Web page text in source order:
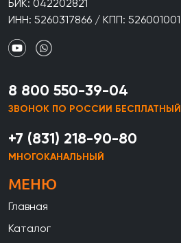
БИК: 042202821
ИНН: 5260317866 / КПП: 526001001
8 800 550-39-04
ЗВОНОК ПО РОССИИ БЕСПЛАТНЫЙ
+7 (831) 218-90-80
МНОГОКАНАЛЬНЫЙ
МЕНЮ
Главная
Каталог